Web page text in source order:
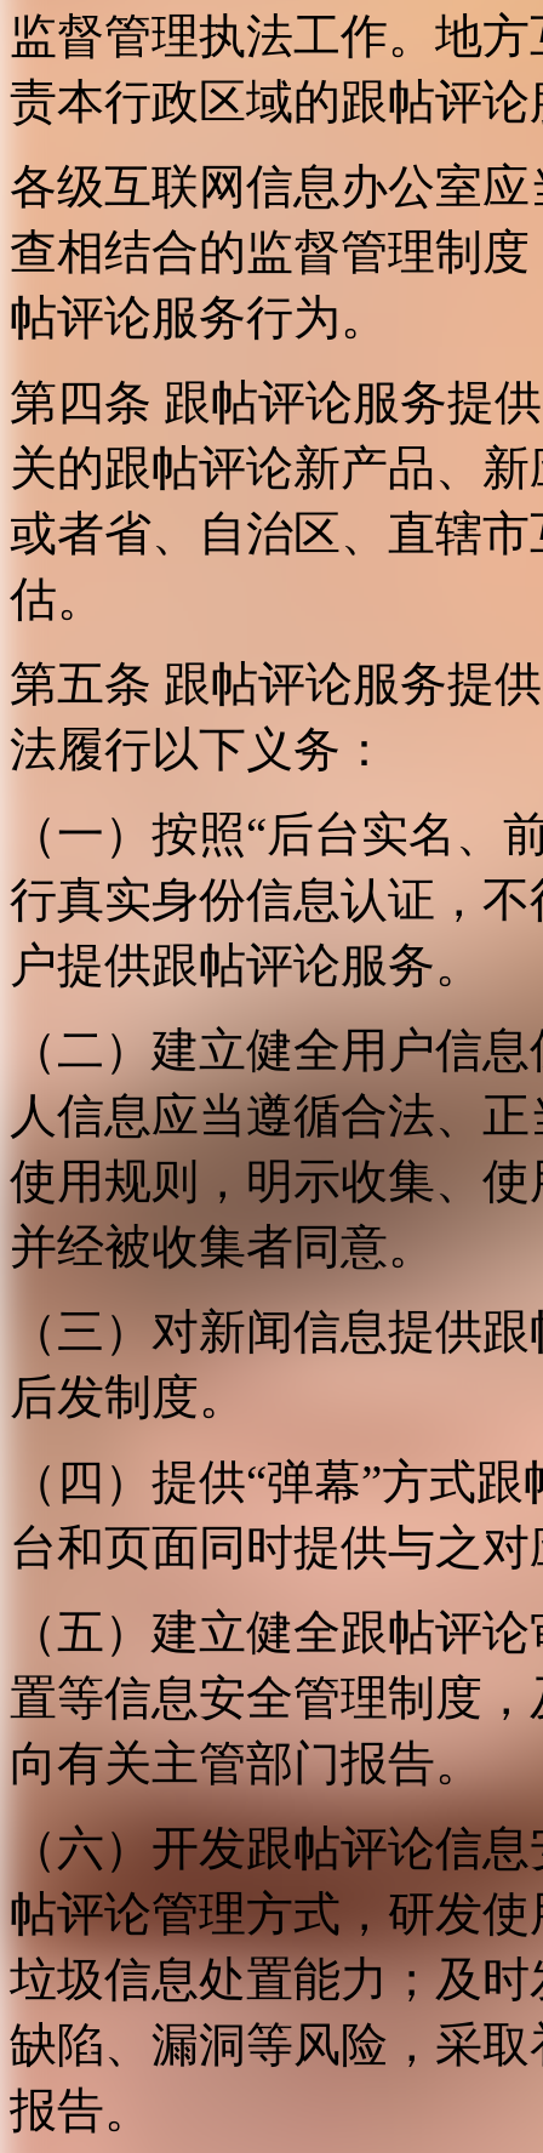
监督管理执法工作。地
责本行政区域的跟帖评
各级互联网信息办公室
查相结合的监督管理制
帖评论服务行为。
第四条 跟帖评论服务提
关的跟帖评论新产品、
或者省、自治区、直辖
估。
第五条 跟帖评论服务提
法履行以下义务：
（一）按照“后台实名、
行真实身份信息认证，
户提供跟帖评论服务。
（二）建立健全用户信
人信息应当遵循合法、
使用规则，明示收集、
并经被收集者同意。
（三）对新闻信息提供
后发制度。
（四）提供“弹幕”方式
台和页面同时提供与之
（五）建立健全跟帖评
置等信息安全管理制度
向有关主管部门报告。
（六）开发跟帖评论信
帖评论管理方式，研发
垃圾信息处置能力；及
缺陷、漏洞等风险，采
报告。